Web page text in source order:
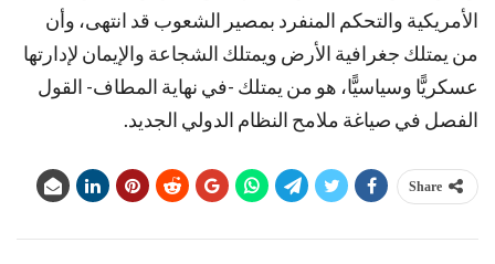
الأمريكية والتحكم المنفرد بمصير الشعوب قد انتهى، وأن
من يمتلك جغرافية الأرض ويمتلك الشجاعة والإيمان لإدارتها
عسكريًّا وسياسيًّا، هو من يمتلك -في نهاية المطاف- القول
الفصل في صياغة ملامح النظام الدولي الجديد.
Share